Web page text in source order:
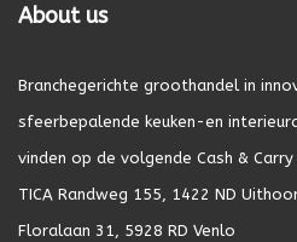
About us
Branchegerichte groothandel in
sfeerbepalende keuken-en
vinden op de volgende Cash & Carry
TICA Randweg 155, 1422 ND
Floralaan 31, 5928 RD Venlo